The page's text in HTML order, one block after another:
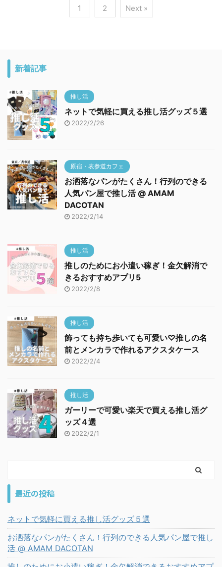
1 2 Next »
新着記事
推し活
ネットで気軽に買える推し活グッズ５選
2022/2/26
原宿・表参道カフェ
お洒落なパンがたくさん！行列のできる
人気パン屋で推し活 @ AMAM
DACOTAN
2022/2/14
推し活
推しのためにお小遣い稼ぎ！金欠解消で
きるおすすめアプリ5
2022/2/8
推し活
飾っても持ち歩いても可愛い♡推しの名
前とメンカラで作れるアクスタケース
2022/2/4
推し活
ガーリーで可愛い楽天で買える推し活グ
ッズ４選
2022/2/1
最近の投稿
ネットで気軽に買える推し活グッズ５選
お洒落なパンがたくさん！行列のできる人気パン屋で推し
活 @ AMAM DACOTAN